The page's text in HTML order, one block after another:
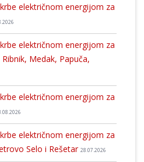
električnom energijom za
električnom energijom za
Medak, Papuča,
električnom energijom za
električnom energijom za
Selo i Rešetar 28.07.2026